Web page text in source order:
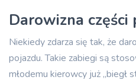
Darowizna części
Niekiedy zdarza się tak, że
pojazdu. Takie zabiegi są
młodemu kierowcy już „biegł